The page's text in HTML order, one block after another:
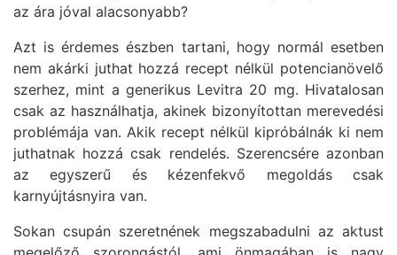
az ára jóval alacsonyabb?
Azt is érdemes észben tartani, hogy normál esetben
nem akárki juthat hozzá recept nélkül potencianövelő
szerhez, mint a generikus Levitra 20 mg. Hivatalosan
csak az használhatja, akinek bizonyítottan merevedési
problémája van. Akik recept nélkül kipróbálnák ki nem
juthatnak hozzá csak rendelés. Szerencsére azonban
az egyszerű és kézenfekvő megoldás csak
karnyújtásnyira van.
Sokan csupán szeretnének megszabadulni az aktust